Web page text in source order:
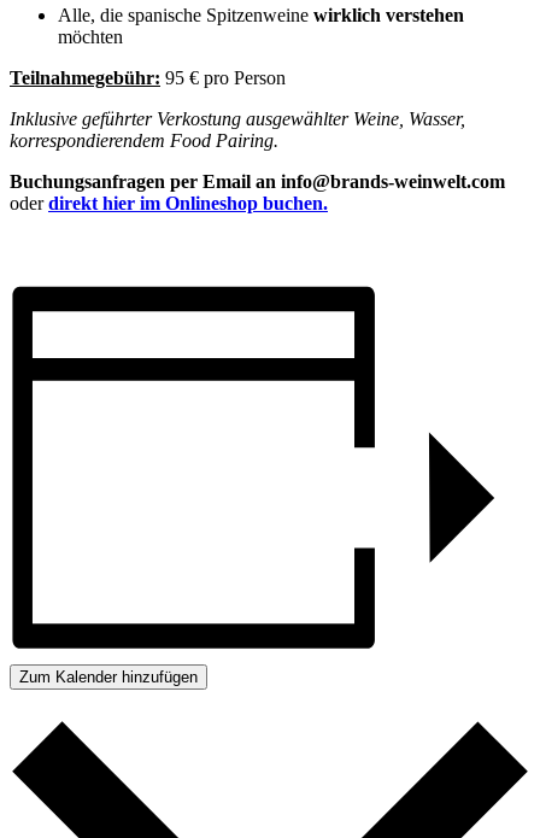
Alle, die spanische Spitzenweine wirklich verstehen
möchten
Teilnahmegebühr: 95 € pro Person
Inklusive geführter Verkostung ausgewählter Weine, Wasser,
korrespondierendem Food Pairing.
Buchungsanfragen per Email an info@brands-weinwelt.com
oderdirekt hier im Onlineshop buchen.
Zum Kalender hinzufügen